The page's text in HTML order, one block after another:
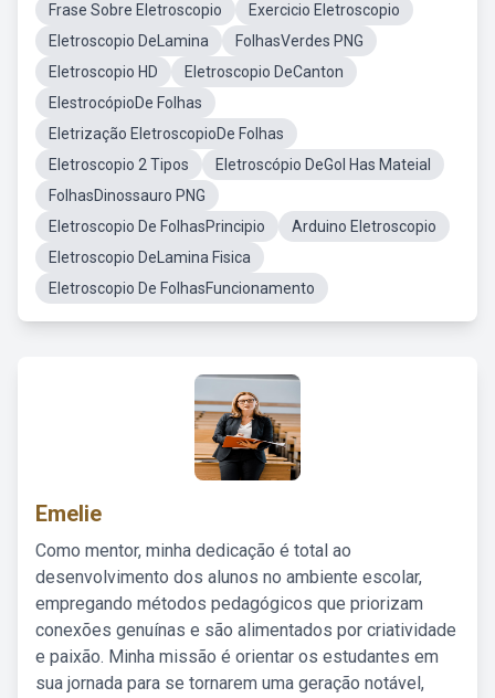
Frase Sobre Eletroscopio
Exercicio Eletroscopio
Eletroscopio DeLamina
FolhasVerdes PNG
Eletroscopio HD
Eletroscopio DeCanton
ElestrocópioDe Folhas
Eletrização EletroscopioDe Folhas
Eletroscopio 2 Tipos
Eletroscópio DeGol Has Mateial
FolhasDinossauro PNG
Eletroscopio De FolhasPrincipio
Arduino Eletroscopio
Eletroscopio DeLamina Fisica
Eletroscopio De FolhasFuncionamento
Emelie
Como mentor, minha dedicação é total ao
desenvolvimento dos alunos no ambiente escolar,
empregando métodos pedagógicos que priorizam
conexões genuínas e são alimentados por criatividade
e paixão. Minha missão é orientar os estudantes em
sua jornada para se tornarem uma geração notável,